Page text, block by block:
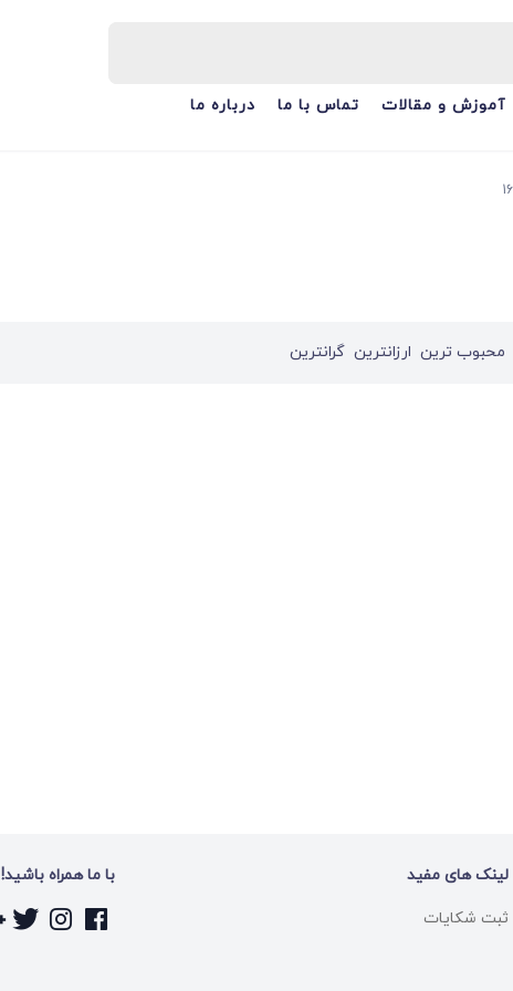
آموزش و مقالات تماس با ما درباره ما
محبوب ترین ارزانترین گرانترین
لینک های مفید
ثبت شکایات
با ما همراه باشید!